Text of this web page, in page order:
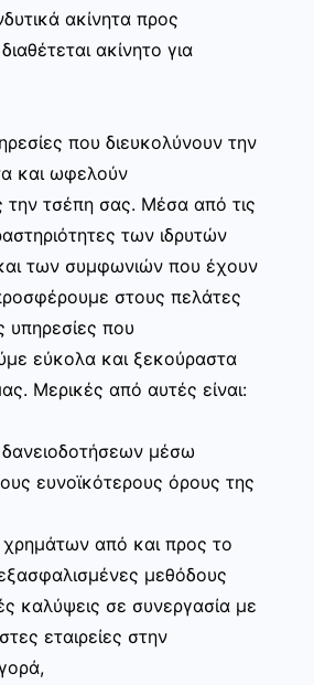
ακίνητα προς
ακίνητο για
που διευκολύνουν την
και ωφελούν
την τσέπη σας. Μέσα από τις
των ιδρυτών
των συμφωνιών που έχουν
στους πελάτες
υπηρεσίες που
εύκολα και ξεκούραστα
Μερικές από αυτές είναι:
μέσω
ευνοϊκότερους όρους της
από και προς το
μεθόδους
καλύψεις σε συνεργασία με
εταιρείες στην